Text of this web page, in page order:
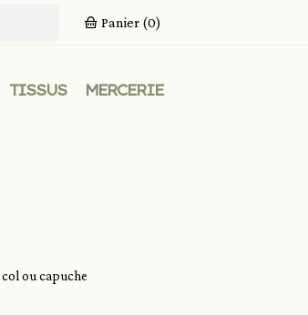
Panier (0)
TISSUS MERCERIE
ou capuche